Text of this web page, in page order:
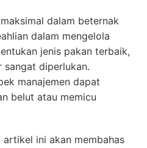
dalam beternak
dalam mengelola
jenis pakan terbaik,
sangat diperlukan.
manajemen dapat
belut atau memicu
ini akan membahas